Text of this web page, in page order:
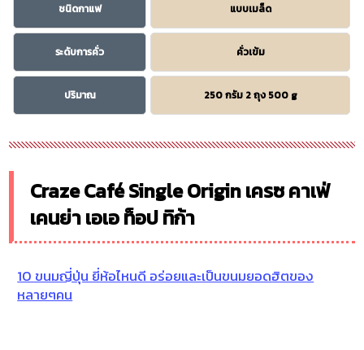
ชนิดกาแฟ แบบเมล็ด
ระดับการคั่ว คั่วเข้ม
ปริมาณ 250 กรัม 2 ถุง 500 g
Craze Café Single Origin เครซ คาเฟ่
เคนย่า เอเอ ท็อป ทิก้า
10 ขนมญี่ปุ่น ยี่ห้อไหนดี อร่อยและเป็นขนมยอดฮิตของ
หลายๆคน